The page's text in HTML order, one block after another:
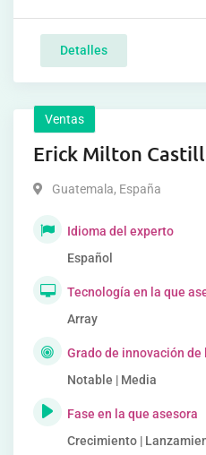
Detalles
Ventas
Erick Milton
Guatemala, España
Idioma del experto
Español
Tecnología en la que
Array
Grado de innovación
Notable | Media
Fase en la que asesora
Crecimiento |